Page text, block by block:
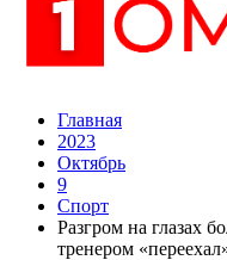
Главная
2023
Октябрь
9
Спорт
Разгром на глазах
тренером